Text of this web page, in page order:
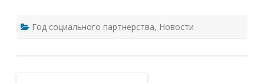
Год социального партнерства, Новости